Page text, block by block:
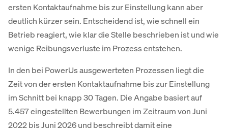
ersten Kontaktaufnahme bis zur Einstellung kann aber
deutlich kürzer sein. Entscheidend ist, wie schnell ein
Betrieb reagiert, wie klar die Stelle beschrieben ist und wie
wenige Reibungsverluste im Prozess entstehen.
In den bei PowerUs ausgewerteten Prozessen liegt die
Zeit von der ersten Kontaktaufnahme bis zur Einstellung
im Schnitt bei knapp 30 Tagen. Die Angabe basiert auf
5.457 eingestellten Bewerbungen im Zeitraum von Juni
2022 bis Juni 2026 und beschreibt damit eine